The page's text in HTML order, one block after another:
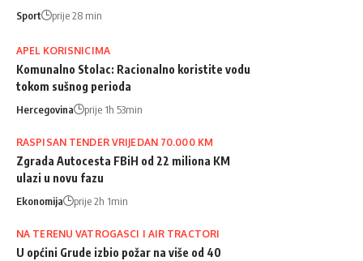
Sport prije 28 min
APEL KORISNICIMA
Komunalno Stolac: Racionalno koristite vodu
tokom sušnog perioda
Hercegovina prije 1h 53min
RASPISAN TENDER VRIJEDAN 70.000 KM
Zgrada Autocesta FBiH od 22 miliona KM
ulazi u novu fazu
Ekonomija prije 2h 1min
NA TERENU VATROGASCI I AIR TRACTORI
U općini Grude izbio požar na više od 40